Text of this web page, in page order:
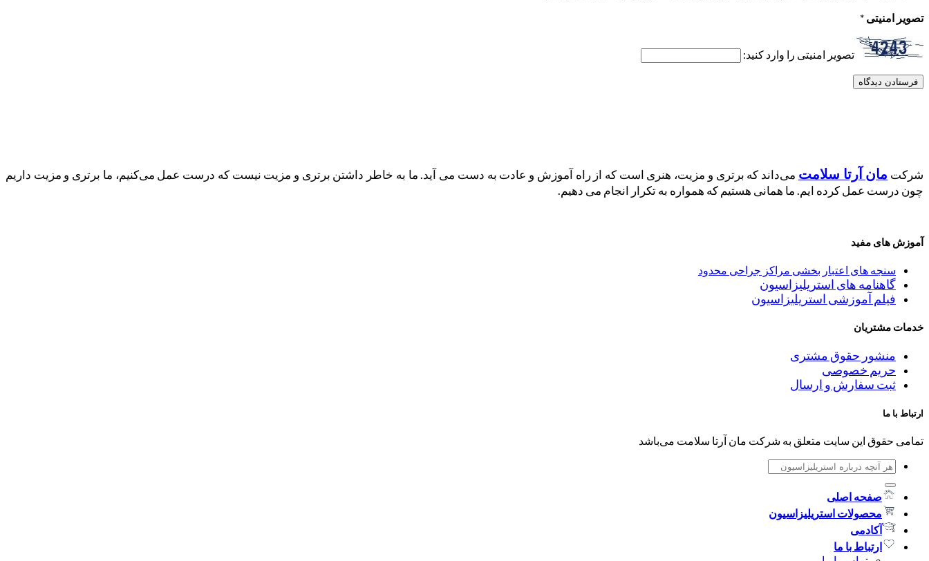
تصویر امنیتی *
تصویر امنیتی را وارد کنید:
شرکت مان آرتا سلامت می‌داند که برتری و مزیت، هنری است که از راه آموزش و عادت به دست می آید. ما به خاطر داشتن برتری و مزیت نیست که درست عمل می‌کنیم، ما برتری و مزیت داریم
چون درست عمل کرده ایم. ما همانی هستیم که همواره به تکرار انجام می دهیم.
آموزش‌ های مفید
سنجه های اعتبار بخشی مراکز جراحی محدود
گاهنامه های استریلیزاسیون
فیلم آموزشی استریلیزاسیون
خدمات مشتریان
منشور حقوق مشتری
حریم خصوصی
ثبت سفارش و ارسال
ارتباط با ما
تمامی حقوق این سایت متعلق به شرکت مان آرتا سلامت می‌باشد
جستجو
برای:
صفحه اصلی
محصولات استریلیزاسیون
آکادمی
ارتباط با ما